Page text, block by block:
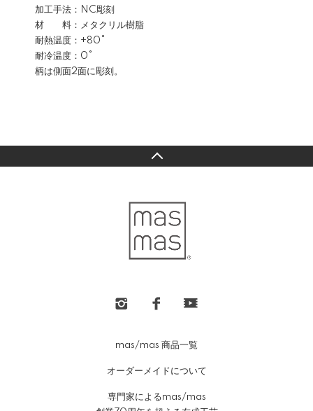
加工手法：NC彫刻
材 料：メタクリル樹脂
耐熱温度：+80°
耐冷温度：0°
柄は側面2面に彫刻。
mas/mas 商品一覧
オーダーメイドについて
専門家によるmas/mas